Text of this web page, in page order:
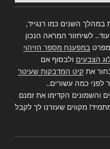
במהלך השנים כמו רנגייד,
לשיחזור המראה הנכון
במפענח מספר הזיהוי
הצבעים ולבסוף אם
את קיט המדבקות שעיטר
לפני כמה עשורים..
והשמונים הקדימו את זמנם
מקווים שעזרנו לך לקבל